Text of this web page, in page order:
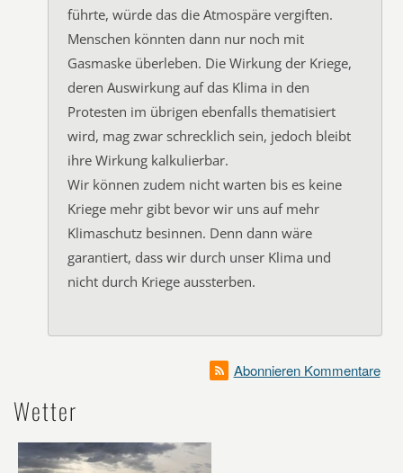
führte, würde das die Atmospäre vergiften.
Menschen könnten dann nur noch mit
Gasmaske überleben. Die Wirkung der Kriege,
deren Auswirkung auf das Klima in den
Protesten im übrigen ebenfalls thematisiert
wird, mag zwar schrecklich sein, jedoch bleibt
ihre Wirkung kalkulierbar.
Wir können zudem nicht warten bis es keine
Kriege mehr gibt bevor wir uns auf mehr
Klimaschutz besinnen. Denn dann wäre
garantiert, dass wir durch unser Klima und
nicht durch Kriege aussterben.
Abonnieren Kommentare
Wetter